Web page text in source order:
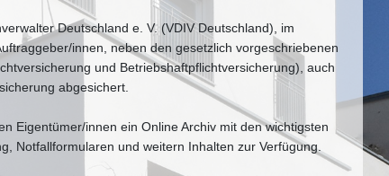
Deutschland e. V. (VDIV Deutschland), im
innen, neben den gesetzlich vorgeschriebenen
und Betriebshaftpflichtversicherung), auch
abgesichert.
Eigentümer/innen ein Online Archiv mit den wichtigsten
Notfallformularen und weitern Inhalten zur Verfügung.